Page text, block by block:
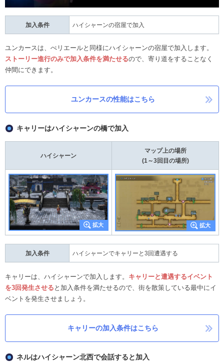
加入条件 ハイシャーンの宿屋で加入
ユンカースは、ぺリエールと同様にハイシャーンの宿屋で加入します。
ストーリー進行のみで加入条件を満たせるので、寄り道をすることなく
仲間にできます。
ユンカースの性能はこちら
キャリーはハイシャーンの橋で加入
ハイシャーン
マップ上の場所
(1～3回目の場所)
加入条件 ハイシャーンでキャリーと3回遭遇する
キャリーは、ハイシャーンで加入します。 キャリーと遭遇するイベント
を3回発生させる と加入条件を満たせるので、街を散策している最中にイ
ベントを発生させましょう。
キャリーの加入条件はこちら
ネルはハイシャーン北西で会話すると加入